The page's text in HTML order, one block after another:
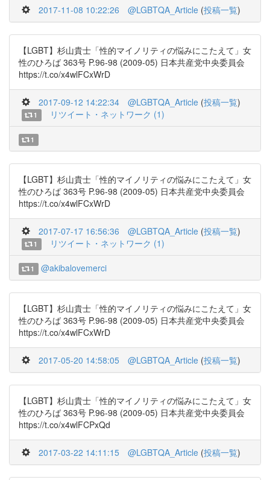
2017-11-08 10:22:26 @LGBTQA_Article (投稿一覧)
【LGBT】杉山貴士「性的マイノリティの悩みにこたえて」女
性のひろば 363号 P.96-98 (2009-05) 日本共産党中央委員会
https://t.co/x4wlFCxWrD
2017-09-12 14:22:34 @LGBTQA_Article (投稿一覧)
1 リツイート・ネットワーク (1)
1
【LGBT】杉山貴士「性的マイノリティの悩みにこたえて」女
性のひろば 363号 P.96-98 (2009-05) 日本共産党中央委員会
https://t.co/x4wlFCxWrD
2017-07-17 16:56:36 @LGBTQA_Article (投稿一覧)
1 リツイート・ネットワーク (1)
1 @akibalovemerci
【LGBT】杉山貴士「性的マイノリティの悩みにこたえて」女
性のひろば 363号 P.96-98 (2009-05) 日本共産党中央委員会
https://t.co/x4wlFCxWrD
2017-05-20 14:58:05 @LGBTQA_Article (投稿一覧)
【LGBT】杉山貴士「性的マイノリティの悩みにこたえて」女
性のひろば 363号 P.96-98 (2009-05) 日本共産党中央委員会
https://t.co/x4wlFCPxQd
2017-03-22 14:11:15 @LGBTQA_Article (投稿一覧)